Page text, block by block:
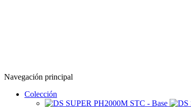
Navegación principal
Colección